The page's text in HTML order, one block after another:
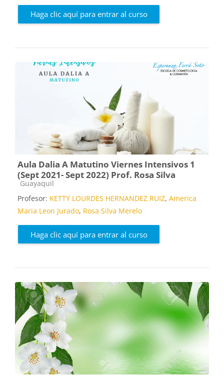
Haga clic aquí para entrar al curso
Aula Dalia A Matutino Viernes Intensivos 1
(Sept 2021- Sept 2022) Prof. Rosa Silva
Categoría de cursos
Guayaquil
Profesor: KETTY LOURDES HERNANDEZ RUIZ, America
Maria Leon Jurado, Rosa Silva Merelo
Haga clic aquí para entrar al curso